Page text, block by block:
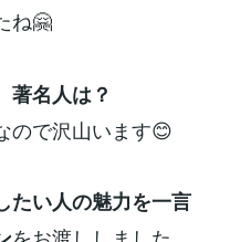
ね🤗
名人は？
ので沢山います😊
い人の魅力を一言
をお渡ししました。